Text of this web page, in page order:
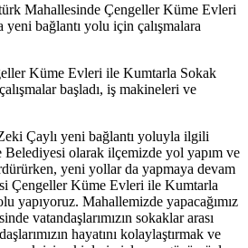
Mahallesinde Çengeller Küme Evleri
yeni bağlantı yolu için çalışmalara
Küme Evleri ile Kumtarla Sokak
başladı, iş makineleri ve
Çaylı yeni bağlantı yoluyla ilgili
Belediyesi olarak ilçemizde yol yapım ve
yeni yollar da yapmaya devam
Çengeller Küme Evleri ile Kumtarla
yapıyoruz. Mahallemizde yapacağımız
vatandaşlarımızın sokaklar arası
hayatını kolaylaştırmak ve